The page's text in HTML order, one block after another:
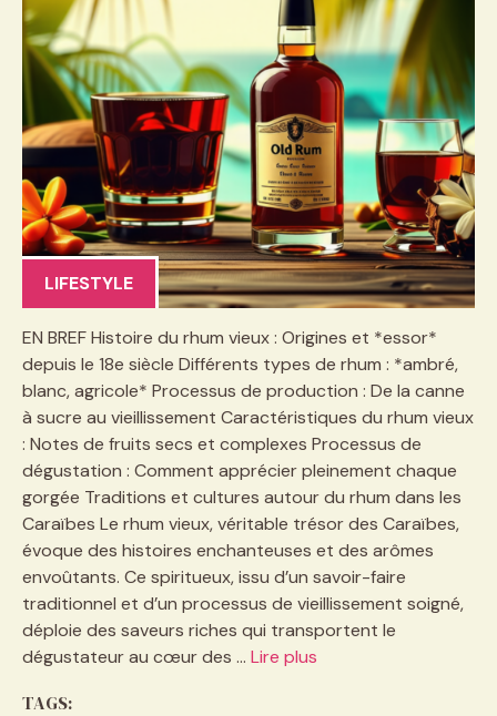
LIFESTYLE
EN BREF Histoire du rhum vieux : Origines et *essor*
depuis le 18e siècle Différents types de rhum : *ambré,
blanc, agricole* Processus de production : De la canne
à sucre au vieillissement Caractéristiques du rhum vieux
: Notes de fruits secs et complexes Processus de
dégustation : Comment apprécier pleinement chaque
gorgée Traditions et cultures autour du rhum dans les
Caraïbes Le rhum vieux, véritable trésor des Caraïbes,
évoque des histoires enchanteuses et des arômes
envoûtants. Ce spiritueux, issu d’un savoir-faire
traditionnel et d’un processus de vieillissement soigné,
déploie des saveurs riches qui transportent le
dégustateur au cœur des … Lire plus
TAGS: